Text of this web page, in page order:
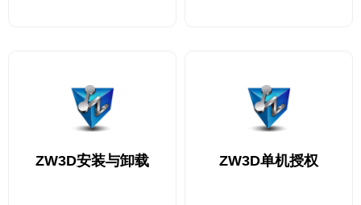
ZW3D安装与卸载 ZW3D单机授权